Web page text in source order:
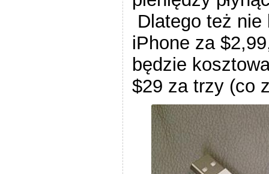
Dlatego też
iPhone za
będzie
$29 za trzy (co